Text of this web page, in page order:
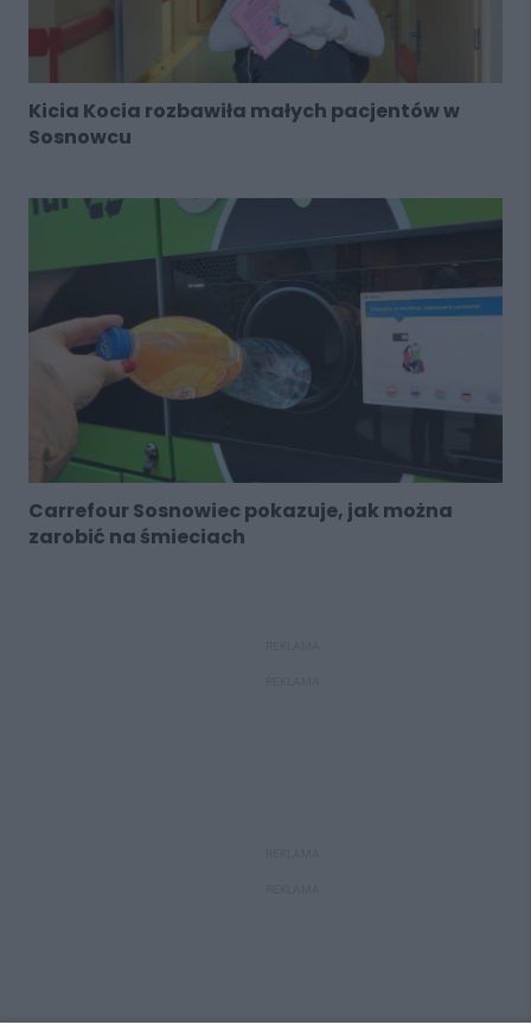
Kicia Kocia rozbawiła małych pacjentów w
Sosnowcu
Carrefour Sosnowiec pokazuje, jak można
zarobić na śmieciach